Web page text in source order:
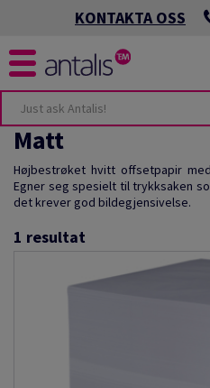
KONTAKTA OSS
Matt
Højbestrøket hvitt offsetpapir
Egner seg spesielt til trykksaken
det krever god bildegjensivelse.
1 resultat